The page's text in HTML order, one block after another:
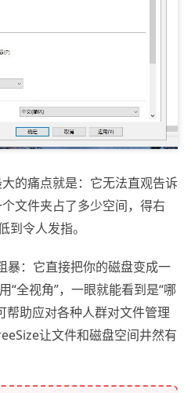
的痛点就是：它无法直观告诉
文件夹占了多少空间，得右
令人发指。
暴：它直接把你的磁盘变成一
“全视角”，一眼就能看到是“哪
帮助应对各种人群对文件管理
让文件和磁盘空间井然有